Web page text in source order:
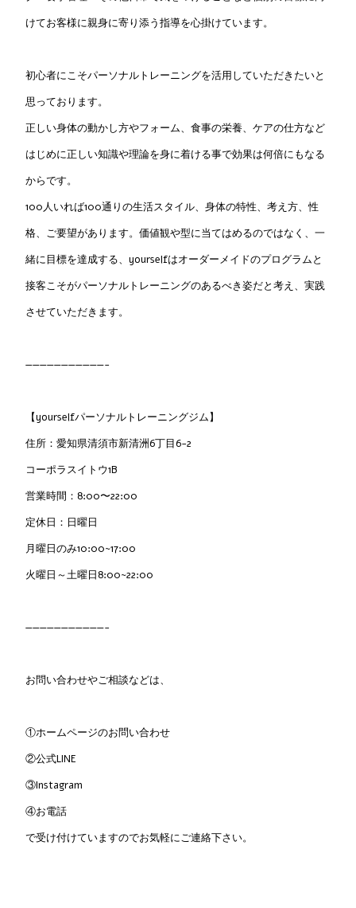
けてお客様に親身に寄り添う指導を心掛けています。
初心者にこそパーソナルトレーニングを活用していただきたいと
思っております。
正しい身体の動かし方やフォーム、食事の栄養、ケアの仕方など
はじめに正しい知識や理論を身に着ける事で効果は何倍にもなる
からです。
100人いれば100通りの生活スタイル、身体の特性、考え方、性
格、ご要望があります。価値観や型に当てはめるのではなく、一
緒に目標を達成する、yourselfはオーダーメイドのプログラムと
接客こそがパーソナルトレーニングのあるべき姿だと考え、実践
させていただきます。
———————————-
【yourselfパーソナルトレーニングジム】
住所：愛知県清須市新清洲6丁目6-2
コーポラスイトウ1B
営業時間：8:00〜22:00
定休日：日曜日
月曜日のみ10:00~17:00
火曜日～土曜日8:00~22:00
———————————-
お問い合わせやご相談などは、
①ホームページのお問い合わせ
②公式LINE
③Instagram
④お電話
で受け付けていますのでお気軽にご連絡下さい。